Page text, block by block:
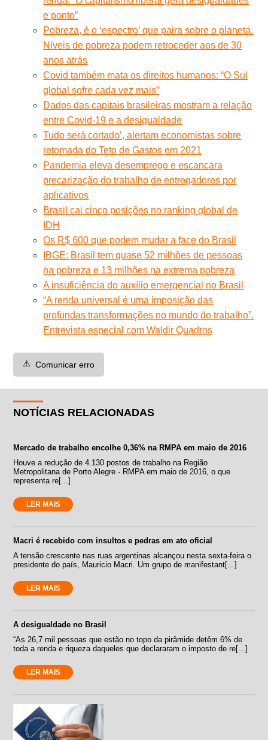
e ponto”
Pobreza, é o ‘espectro’ que paira sobre o planeta.
Níveis de pobreza podem retroceder aos de 30
anos atrás
Covid também mata os direitos humanos: “O Sul
global sofre cada vez mais”
Dados das capitais brasileiras mostram a relação
entre Covid-19 e a desigualdade
Tudo será cortado’, alertam economistas sobre
retomada do Teto de Gastos em 2021
Pandemia eleva desemprego e escancara
precarização do trabalho de entregadores por
aplicativos
Brasil cai cinco posições no ranking global de
IDH
Os R$ 600 que podem mudar a face do Brasil
IBGE: Brasil tem quase 52 milhões de pessoas
na pobreza e 13 milhões na extrema pobreza
A insuficiência do auxílio emergencial no Brasil
“A renda universal é uma imposição das
profundas transformações no mundo do trabalho”.
Entrevista especial com Waldir Quadros
⚠️ Comunicar erro
NOTÍCIAS RELACIONADAS
Mercado de trabalho encolhe 0,36% na RMPA em maio de 2016
Houve a redução de 4.130 postos de trabalho na Região
Metropolitana de Porto Alegre - RMPA em maio de 2016, o que
representa re[...]
LER MAIS
Macri é recebido com insultos e pedras em ato oficial
A tensão crescente nas ruas argentinas alcançou nesta sexta-feira o
presidente do país, Mauricio Macri. Um grupo de manifestant[...]
LER MAIS
A desigualdade no Brasil
“As 26,7 mil pessoas que estão no topo da pirâmide detêm 6% de
toda a renda e riqueza daqueles que declararam o imposto de re[...]
LER MAIS